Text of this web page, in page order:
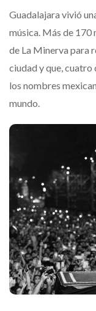
Guadalajara vivió
música. Más de 170
de La Minerva para
ciudad y que, cuatro
los nombres
mundo.